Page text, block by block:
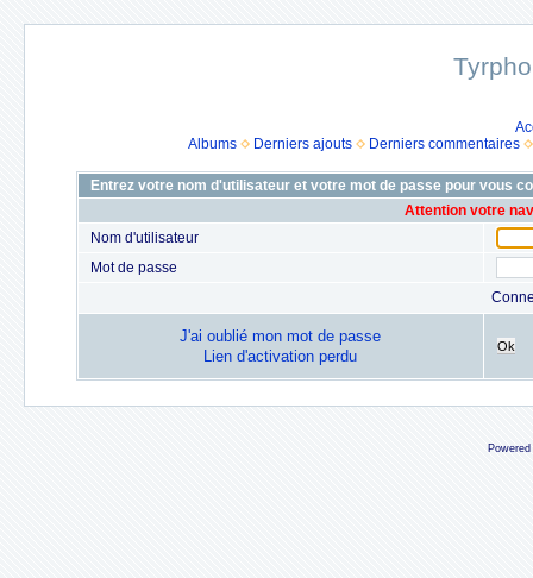
Albums
Derniers ajouts Derniers commentaires
Entrez votre nom d'utilisateur et votre mot de passe pour vous
Attention votre
Nom d'utilisateur
Mot de passe
J'ai oublié mon mot de passe
Lien d'activation perdu
Ok